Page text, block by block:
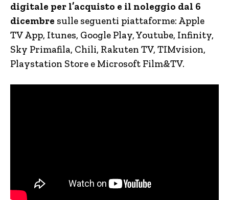
digitale per l’acquisto e il noleggio dal 6
dicembre sulle seguenti piattaforme: Apple
TV App, Itunes, Google Play, Youtube, Infinity,
Sky Primafila, Chili, Rakuten TV, TIMvision,
Playstation Store e Microsoft Film&TV.